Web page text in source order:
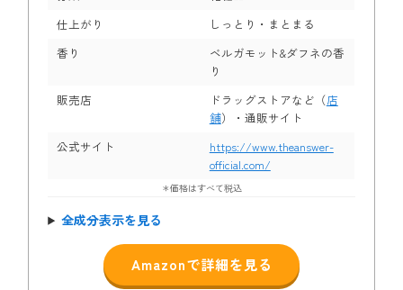
仕上がり
しっとり・まとまる
香り
ベルガモット&ダフネの香
り
販売店
ドラッグストアなど（店
舗）・通販サイト
公式サイト
https://www.theanswer-
official.com/
＊価格はすべて税込
全成分表示を見る
Amazonで詳細を見る